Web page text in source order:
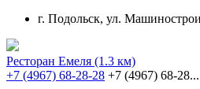
г. Подольск, ул.
Ресторан Емеля (1.3 км)
+7 (4967) 68-28-28 +7 (4967) 68-28...